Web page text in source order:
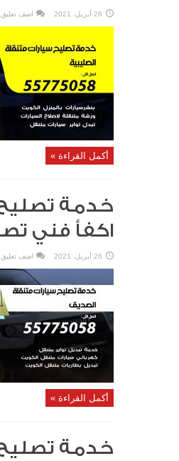
26 أبريل، 2021 اضف تعليق
أكمل القراءة »
اكفأ فني
26 أبريل، 2021 اضف تعليق
أكمل القراءة »